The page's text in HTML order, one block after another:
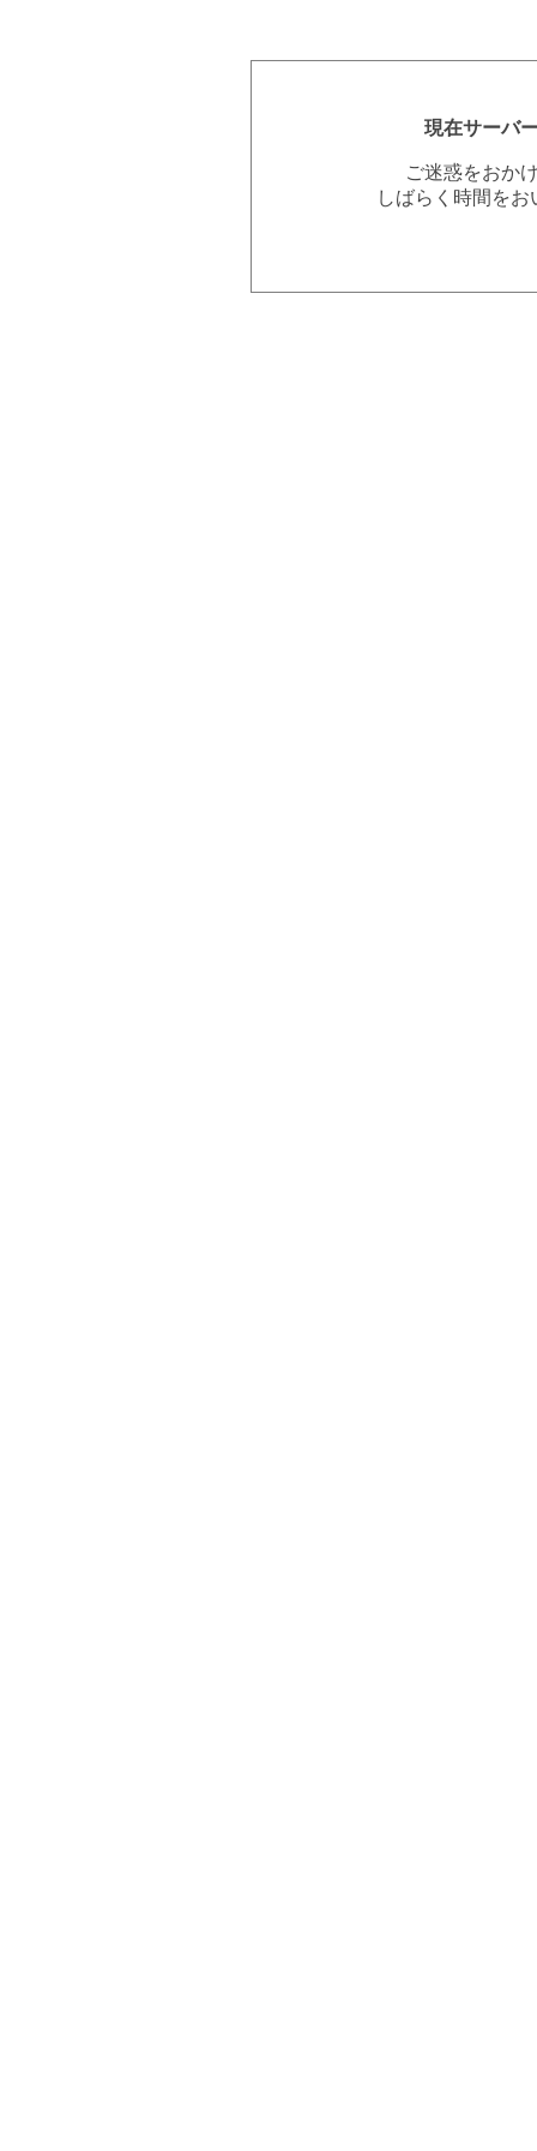
現在サーバ
ご迷惑をおか
しばらく時間を